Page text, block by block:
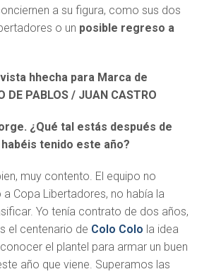
a su figura, como sus dos
o un posible regreso a
hhecha para Marca de
DE PABLOS / JUAN CASTRO
¿Qué tal estás después de
tenido este año?
muy contento. El equipo no
Copa Libertadores, no había la
Yo tenía contrato de dos años,
el centenario de Colo Colo la idea
el plantel para armar un buen
año que viene. Superamos las